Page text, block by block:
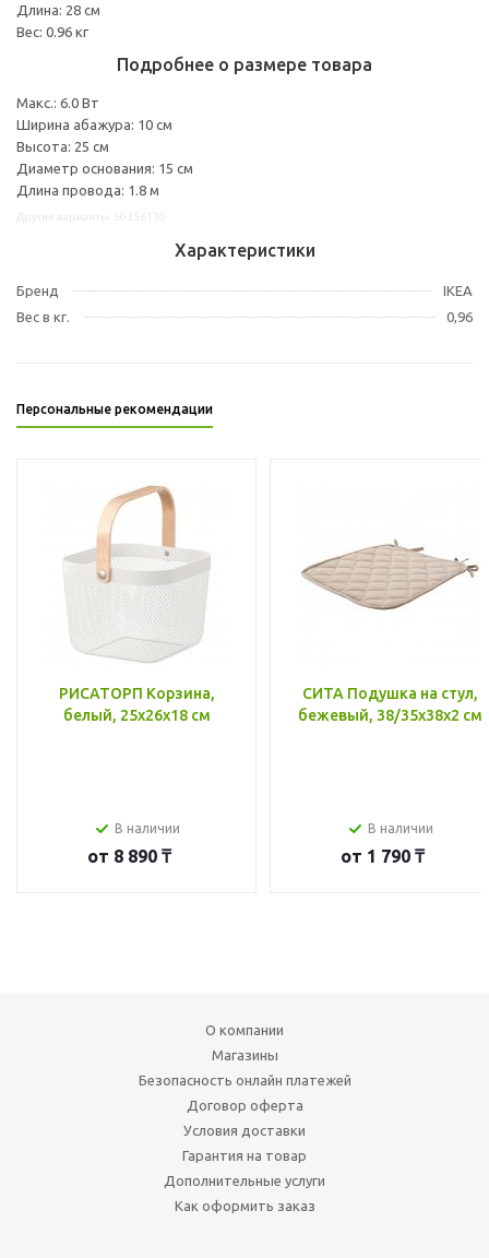
Длина: 28 см
Вес: 0.96 кг
Подробнее о размере товара
Макс.: 6.0 Вт
Ширина абажура: 10 см
Высота: 25 см
Диаметр основания: 15 см
Длина провода: 1.8 м
Характеристики
Бренд
IKEA
Вес в кг.
0,96
Персональные рекомендации
РИСАТОРП Корзина,
белый, 25x26x18 см
В наличии
от 8 890 ₸
СИТА Подушка на стул,
бежевый, 38/35x38x2 см
В наличии
от 1 790 ₸
О компании
Магазины
Безопасность онлайн платежей
Договор оферта
Условия доставки
Гарантия на товар
Дополнительные услуги
Как оформить заказ